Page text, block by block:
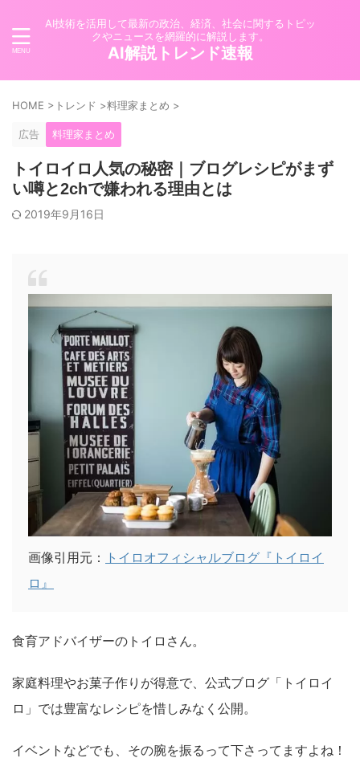
AI技術を活用して最新の政治、経済、社会に関するトピッ
クやニュースを網羅的に解説します。
AI解説トレンド速報
HOME > トレンド >料理家まとめ >
広告 料理家まとめ
トイロイロ人気の秘密｜ブログレシピがまず
い噂と2chで嫌われる理由とは
2019年9月16日
画像引用元：
トイロオフィシャルブログ『トイロイ
ロ』
食育アドバイザーのトイロさん。
家庭料理やお菓子作りが得意で、公式ブログ「トイロイ
ロ」では豊富なレシピを惜しみなく公開。
イベントなどでも、その腕を振るって下さってますよね！